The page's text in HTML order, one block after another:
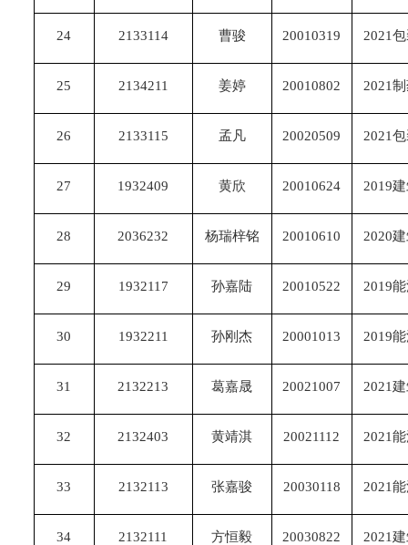
24 2133114 曹骏 20010319 2021
25 2134211 姜婷 20010802 2021
26 2133115 孟凡 20020509 2021
27 1932409 黄欣 20010624 2019
28 2036232 杨瑞梓铭 20010610 2020
29 1932117 孙嘉陆 20010522 2019
30 1932211 孙刚杰 20001013 2019
31 2132213 葛嘉晟 20021007 2021
32 2132403 黄靖淇 20021112 2021
33 2132113 张嘉骏 20030118 2021
34 2132111 方恒毅 20030822 2021